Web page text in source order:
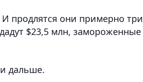
продлятся они примерно три
$23,5 млн, замороженные
дальше.